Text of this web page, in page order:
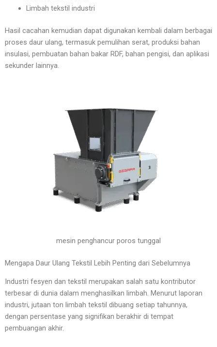
Limbah tekstil industri
Hasil cacahan kemudian dapat digunakan kembali dalam berbagai
proses daur ulang, termasuk pemulihan serat, produksi bahan
insulasi, pembuatan bahan bakar RDF, bahan pengisi, dan aplikasi
sekunder lainnya.
mesin penghancur poros tunggal
Mengapa Daur Ulang Tekstil Lebih Penting dari Sebelumnya
Industri fesyen dan tekstil merupakan salah satu kontributor
terbesar di dunia dalam menghasilkan limbah. Menurut laporan
industri, jutaan ton limbah tekstil dibuang setiap tahunnya,
dengan persentase yang signifikan berakhir di tempat
pembuangan akhir.